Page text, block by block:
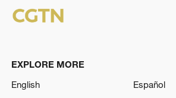
EXPLORE MORE
English
Español